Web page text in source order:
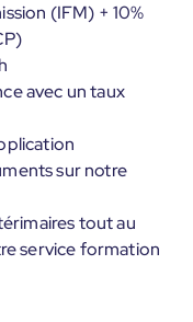
(IFM) + 10%
avec un taux
sur notre
tout au
service formation